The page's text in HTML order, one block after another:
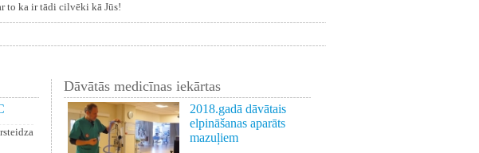
to ka ir tādi cilvēki kā Jūs!
Dāvātās medicīnas iekārtas
2018.gadā dāvātais
elpināšanas aparāts
mazuļiem